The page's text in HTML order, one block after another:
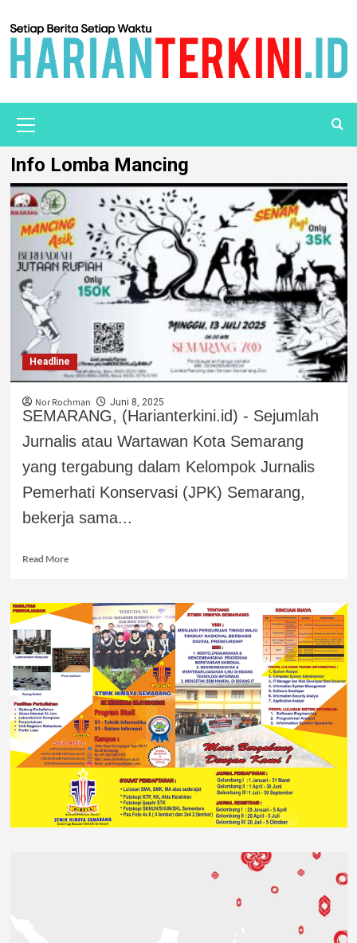
Info Lomba Mancing
Headline
Nor Rochman Juni 8, 2025
SEMARANG, (Harianterkini.id) - Sejumlah
Jurnalis atau Wartawan Kota Semarang
yang tergabung dalam Kelompok Jurnalis
Pemerhati Konservasi (JPK) Semarang,
bekerja sama...
Read More